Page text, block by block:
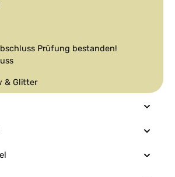
Prüfung bestanden!
& Glitter